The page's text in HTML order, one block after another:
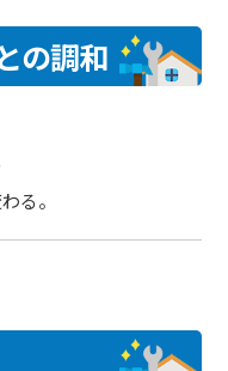
の調和
る。